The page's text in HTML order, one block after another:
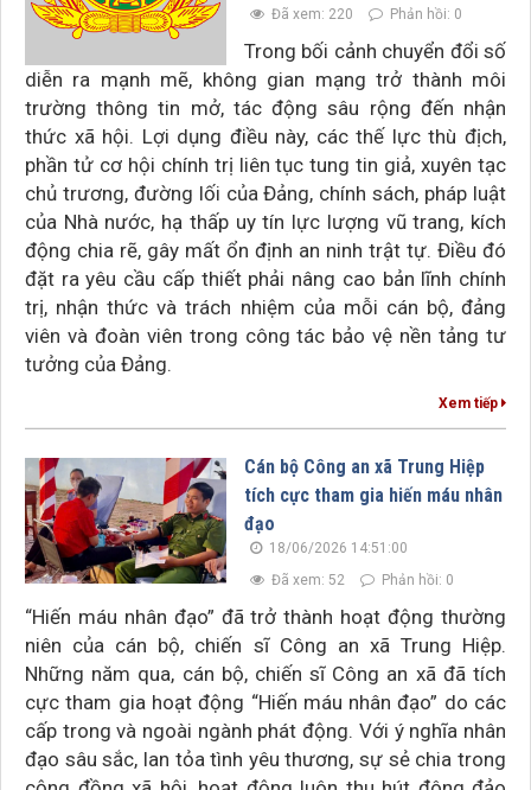
Đã xem: 220
Phản hồi: 0
Trong bối cảnh chuyển đổi số
diễn ra mạnh mẽ, không gian mạng trở thành môi
trường thông tin mở, tác động sâu rộng đến nhận
thức xã hội. Lợi dụng điều này, các thế lực thù địch,
phần tử cơ hội chính trị liên tục tung tin giả, xuyên tạc
chủ trương, đường lối của Đảng, chính sách, pháp luật
của Nhà nước, hạ thấp uy tín lực lượng vũ trang, kích
động chia rẽ, gây mất ổn định an ninh trật tự. Điều đó
đặt ra yêu cầu cấp thiết phải nâng cao bản lĩnh chính
trị, nhận thức và trách nhiệm của mỗi cán bộ, đảng
viên và đoàn viên trong công tác bảo vệ nền tảng tư
tưởng của Đảng.
Xem tiếp
Cán bộ Công an xã Trung Hiệp
tích cực tham gia hiến máu nhân
đạo
18/06/2026 14:51:00
Đã xem: 52
Phản hồi: 0
“Hiến máu nhân đạo” đã trở thành hoạt động thường
niên của cán bộ, chiến sĩ Công an xã Trung Hiệp.
Những năm qua, cán bộ, chiến sĩ Công an xã đã tích
cực tham gia hoạt động “Hiến máu nhân đạo” do các
cấp trong và ngoài ngành phát động. Với ý nghĩa nhân
đạo sâu sắc, lan tỏa tình yêu thương, sự sẻ chia trong